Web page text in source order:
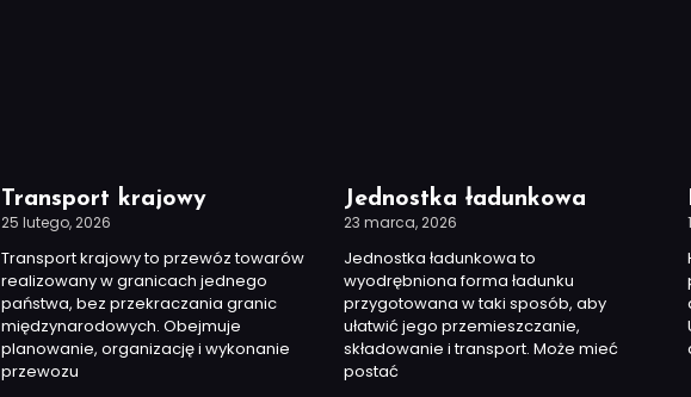
Transport krajowy
25 lutego, 2026
Transport krajowy to przewóz towarów
realizowany w granicach jednego
państwa, bez przekraczania granic
międzynarodowych. Obejmuje
planowanie, organizację i wykonanie
przewozu
Jednostka ładunkowa
23 marca, 2026
Jednostka ładunkowa to
wyodrębniona forma ładunku
przygotowana w taki sposób, aby
ułatwić jego przemieszczanie,
składowanie i transport. Może mieć
postać